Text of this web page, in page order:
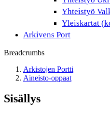
Yhteistyö
Yleiskartat
Arkivens Port
Breadcrumbs
Arkistojen Portti
Aineisto-oppaat
Sisällys